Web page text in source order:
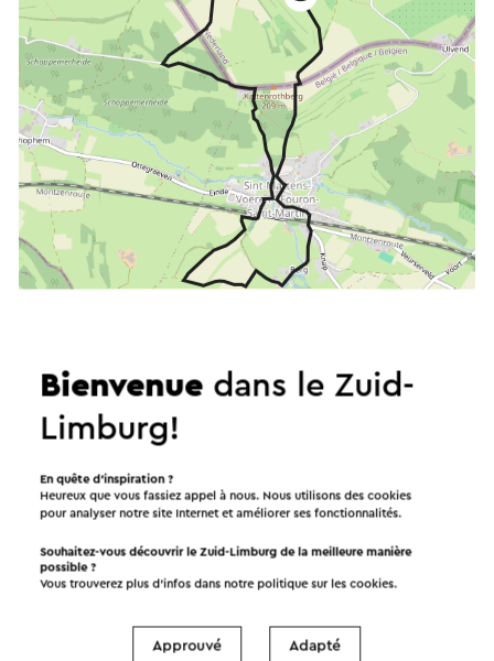
Afficher les filtres
Dans la région
Manger et boire Points d'intérêt
Bienvenuedans le Zuid-
Limburg!
En quête d’inspiration ?
Heureux que vous fassiez appel à nous. Nous utilisons des cookies
pour analyser notre site Internet et améliorer ses fonctionnalités.
Souhaitez-vous découvrir le Zuid-Limburg de la meilleure manière
possible ?
Vous trouverez plus d’infos dans notre politique sur lescookies.
Approuvé Adapté